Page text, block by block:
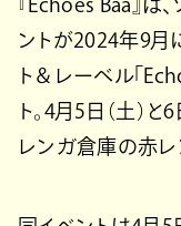
『Echoes Baa』は
ントが2024年9月
ト＆レーベル「
ト。4月5日（土）
レンガ倉庫の赤